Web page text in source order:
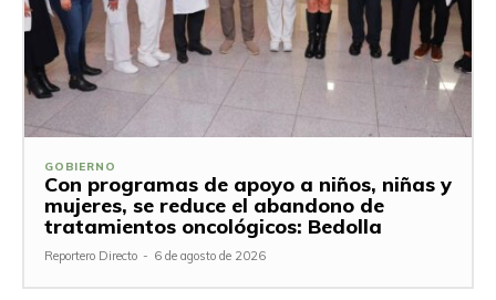
GOBIERNO
Con programas de apoyo a niños, niñas y
mujeres, se reduce el abandono de
tratamientos oncológicos: Bedolla
Reportero Directo - 6 de agosto de 2026